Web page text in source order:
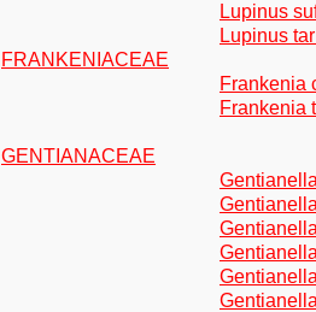
Lupinus
Lupinus
FRANKENIACEAE
Frankenia
Frankenia
GENTIANACEAE